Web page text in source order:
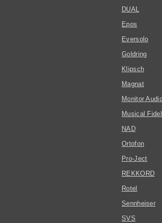
DUAL
Epos
Eversolo
Goldring
Klipsch
Magnat
Monitor
Musical
NAD
Ortofon
Pro-Ject
REKKORD
Rotel
Sennheiser
SVS